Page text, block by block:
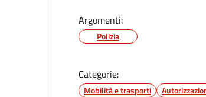
Argomenti:
Polizia
Categorie:
Mobilità e trasporti